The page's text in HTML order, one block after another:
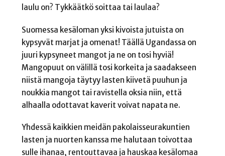
laulu on? Tykkäätkö soittaa tai laulaa?
Suomessa kesäloman yksi kivoista jutuista on
kypsyvät marjat ja omenat! Täällä Ugandassa on
juuri kypsyneet mangot ja ne on tosi hyviä!
Mangopuut on välillä tosi korkeita ja saadakseen
niistä mangoja täytyy lasten kiivetä puuhun ja
noukkia mangot tai ravistella oksia niin, että
alhaalla odottavat kaverit voivat napata ne.
Yhdessä kaikkien meidän pakolaisseurakuntien
lasten ja nuorten kanssa me halutaan toivottaa
sulle ihanaa, rentouttavaa ja hauskaa kesälomaa